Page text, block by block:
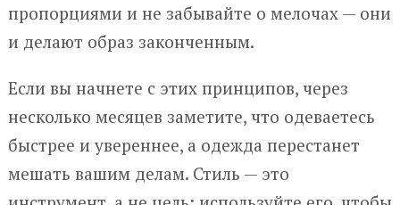
пропорциями и не забывайте о мелочах — они
и делают образ законченным.
Если вы начнете с этих принципов, через
несколько месяцев заметите, что одеваетесь
быстрее и увереннее, а одежда перестанет
мешать вашим делам. Стиль — это